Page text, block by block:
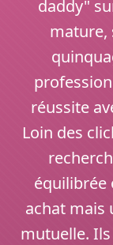
daddy"
mature,
réussite
Loin des
équilibrée
achat mais
mutuelle.